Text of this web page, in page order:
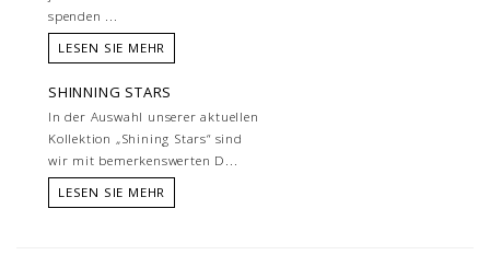
spenden ...
LESEN SIE MEHR
SHINNING STARS
In der Auswahl unserer aktuellen
Kollektion „Shining Stars“ sind
wir mit bemerkenswerten D...
LESEN SIE MEHR